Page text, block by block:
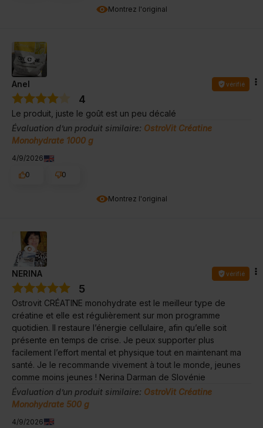
Montrez l'original
Montrez l'original
Anel vérifié
4
Le produit, juste le goût est un peu décalé
Évaluation d’un produit similaire: OstroVit Créatine
Monohydrate 1000 g
4/9/2026
0
0
NERINA vérifié
5
Ostrovit CRÉATINE monohydrate est le meilleur type de
créatine et elle est régulièrement sur mon programme
quotidien. Il restaure l’énergie cellulaire, afin qu’elle soit
présente en temps de crise. Je peux supporter plus
facilement l’effort mental et physique tout en maintenant ma
santé. Je le recommande vivement à tout le monde, jeunes
comme moins jeunes ! Nerina Darman de Slovénie
Évaluation d’un produit similaire: OstroVit Créatine
Monohydrate 500 g
4/9/2026